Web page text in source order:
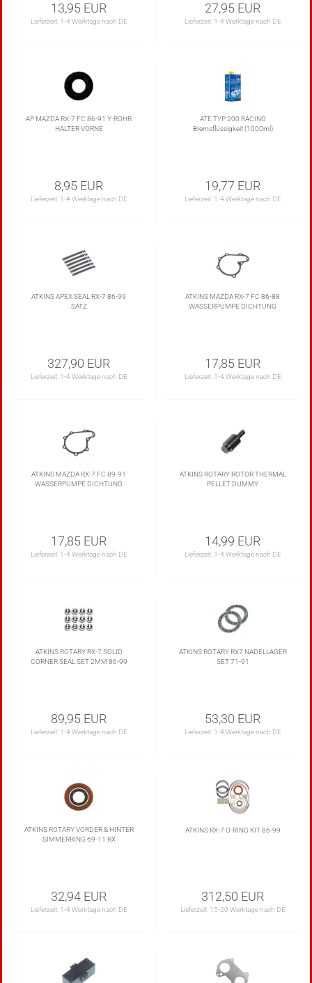
13,95 EUR
Lieferzeit: 1-4 Werktage nach DE
27,95 EUR
Lieferzeit: 1-4 Werktage nach DE
AP MAZDA RX-7 FC 86-91 Y-ROHR
HALTER VORNE
8,95 EUR
Lieferzeit: 1-4 Werktage nach DE
ATE TYP 200 RACING
Bremsflüssigkeit (1000ml)
19,77 EUR
Lieferzeit: 1-4 Werktage nach DE
ATKINS APEX SEAL RX-7 86-99
SATZ
327,90 EUR
Lieferzeit: 1-4 Werktage nach DE
ATKINS MAZDA RX-7 FC 86-88
WASSERPUMPE DICHTUNG
17,85 EUR
Lieferzeit: 1-4 Werktage nach DE
ATKINS MAZDA RX-7 FC 89-91
WASSERPUMPE DICHTUNG
17,85 EUR
Lieferzeit: 1-4 Werktage nach DE
ATKINS ROTARY ROTOR THERMAL
PELLET DUMMY
14,99 EUR
Lieferzeit: 1-4 Werktage nach DE
ATKINS ROTARY RX-7 SOLID
CORNER SEAL SET 2MM 86-99
89,95 EUR
Lieferzeit: 1-4 Werktage nach DE
ATKINS ROTARY RX7 NADELLAGER
SET 71-91
53,30 EUR
Lieferzeit: 1-4 Werktage nach DE
ATKINS ROTARY VORDER & HINTER
SIMMERRING 69-11 RX
32,94 EUR
Lieferzeit: 1-4 Werktage nach DE
ATKINS RX-7 O-RING KIT 86-99
312,50 EUR
Lieferzeit: 15-20 Werktage nach DE